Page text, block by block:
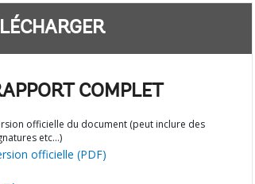
COMPLET
officielle du document (peut inclure des
etc…)
officielle (PDF)